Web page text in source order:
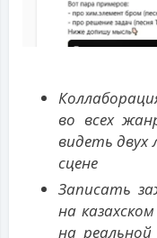
во всех
видеть
сцене
Записать
на
на реальной